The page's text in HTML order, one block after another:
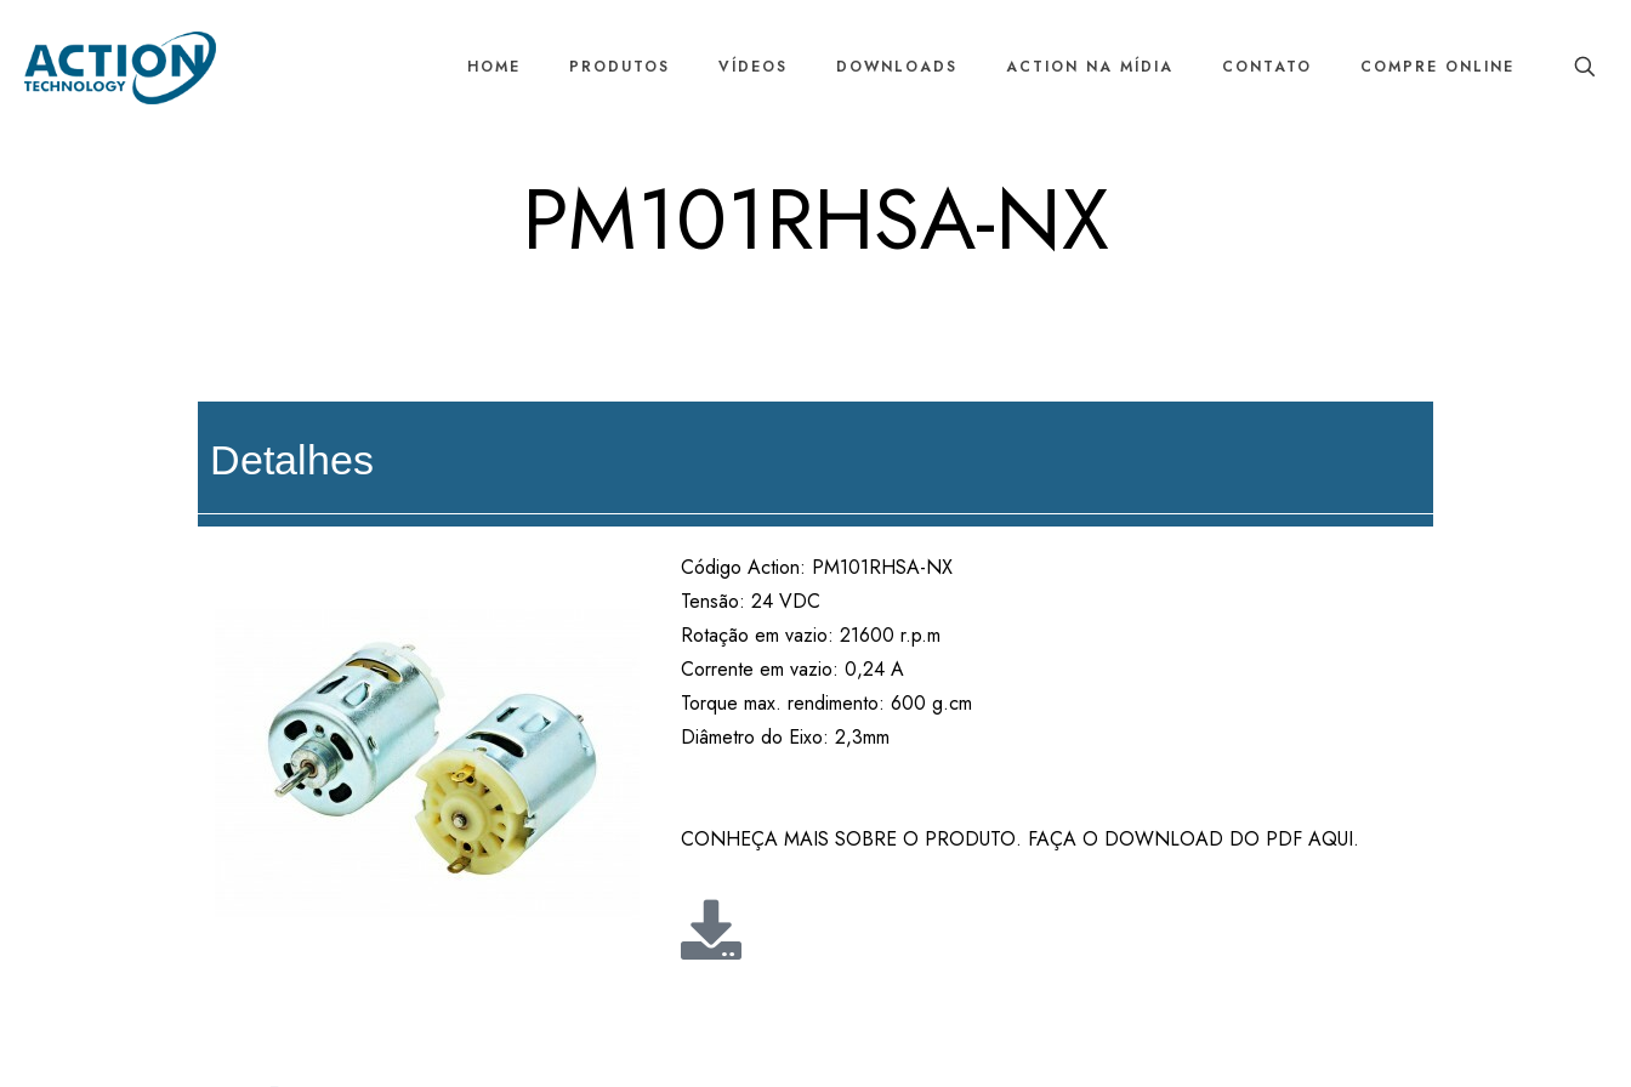
HOME PRODUTOS VÍDEOS DOWNLOADS ACTION NA MÍDIA CONTATO COMPRE ONLINE
PM101RHSA-NX
Detalhes
Código Action: PM101RHSA-NX
Tensão: 24 VDC
Rotação em vazio: 21600 r.p.m
Corrente em vazio: 0,24 A
Torque max. rendimento: 600 g.cm
Diâmetro do Eixo: 2,3mm
CONHEÇA MAIS SOBRE O PRODUTO. FAÇA O DOWNLOAD DO PDF AQUI.